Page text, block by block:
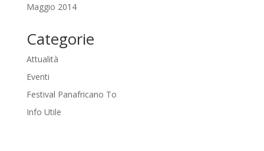
Maggio 2014
Categorie
Attualità
Eventi
Festival Panafricano To
Info Utile